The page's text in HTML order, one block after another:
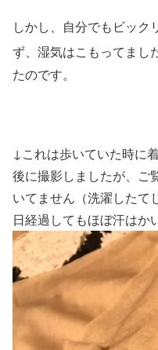
しかし、自分でもビック
ず、湿気はこもってまし
たのです。
↓これは歩いていた時に
後に撮影しましたが、ご
いてません（洗濯したて
日経過してもほぼ汗はか